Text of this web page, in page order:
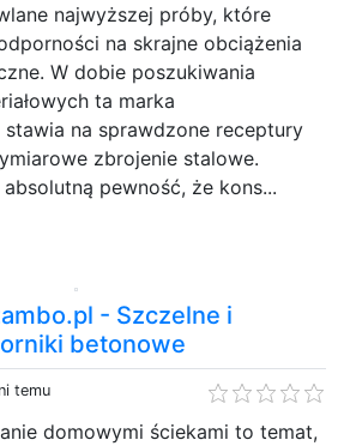
najwyższej próby, które
na skrajne obciążenia
W dobie poszukiwania
ta marka
na sprawdzone receptury
zbrojenie stalowe.
absolutną pewność, że kons...
- Szczelne i
betonowe
temu
domowymi ściekami to temat,